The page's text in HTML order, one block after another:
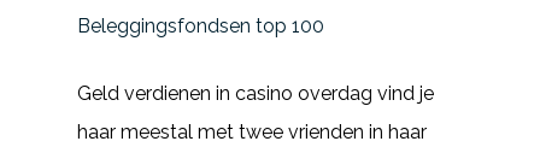
Beleggingsfondsen top 100
Geld verdienen in casino overdag vind je
haar meestal met twee vrienden in haar